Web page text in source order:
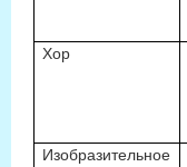
Хор
Изобразительное